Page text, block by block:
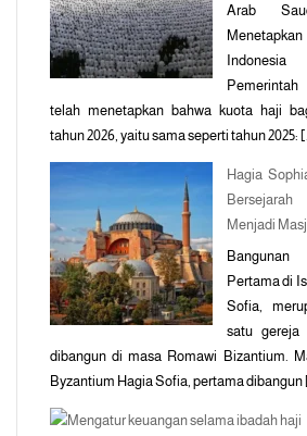
Arab
telah menetapkan bahwa kuota haji
tahun 2026, yaitu sama seperti tahun 2025:
Hagia
Menjadi
Pertama di
Sofia,
satu gereja
dibangun di masa Romawi Bizantium.
Byzantium Hagia Sofia, pertama dibangun